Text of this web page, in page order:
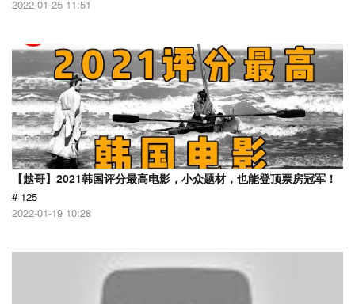
2022-01-25 11:51
【越哥】2021韩国评分最高电影，小众题材，也能登顶票房冠军！
# 125
2022-01-19 10:28